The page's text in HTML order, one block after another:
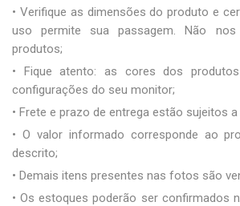
• Verifique as dimensões do produto e
uso permite sua passagem. Não
produtos;
• Fique atento: as cores dos
configurações do seu monitor;
• Frete e prazo de entrega estão sujeitos
• O valor informado corresponde ao
descrito;
• Demais itens presentes nas fotos são
• Os estoques poderão ser confirmados